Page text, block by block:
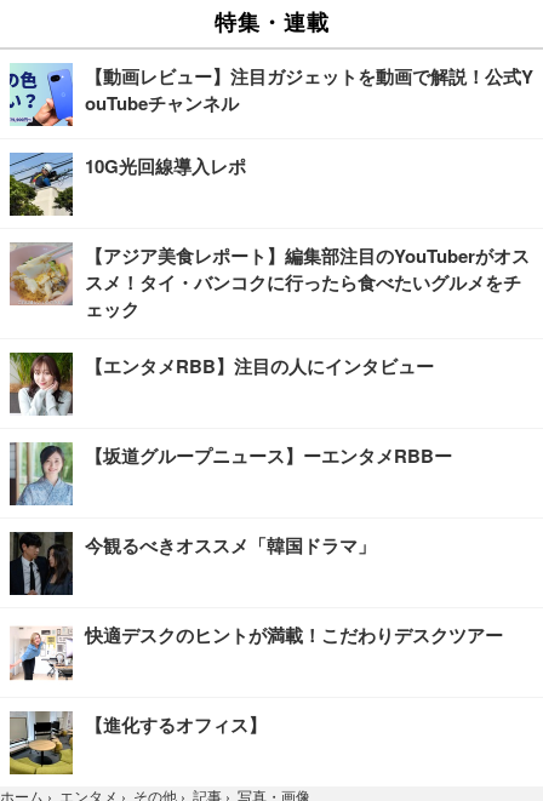
特集・連載
【動画レビュー】注目ガジェットを動画で解説！公式Y
ouTubeチャンネル
10G光回線導入レポ
【アジア美食レポート】編集部注目のYouTuberがオス
スメ！タイ・バンコクに行ったら食べたいグルメをチ
ェック
【エンタメRBB】注目の人にインタビュー
【坂道グループニュース】ーエンタメRBBー
今観るべきオススメ「韓国ドラマ」
快適デスクのヒントが満載！こだわりデスクツアー
【進化するオフィス】
ホーム › エンタメ › その他 › 記事 › 写真・画像